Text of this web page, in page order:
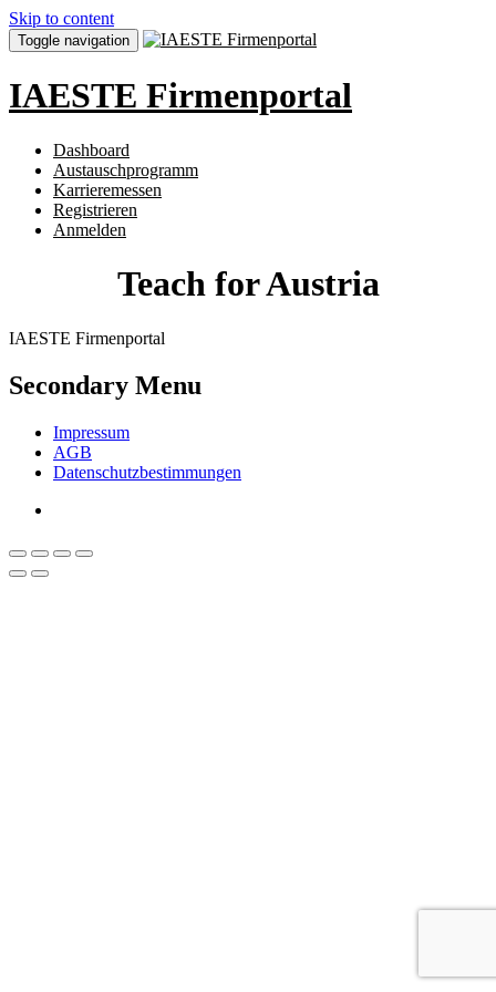
Skip to content
Toggle navigation
IAESTE Firmenportal
Dashboard
Austauschprogramm
Karrieremessen
Registrieren
Anmelden
Teach for Austria
IAESTE Firmenportal
Secondary Menu
Impressum
AGB
Datenschutzbestimmungen